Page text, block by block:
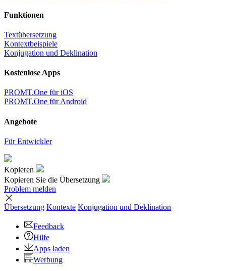
Funktionen
Textübersetzung
Kontextbeispiele
Konjugation und Deklination
Kostenlose Apps
PROMT.One für iOS
PROMT.One für Android
Angebote
Für Entwickler
Kopieren
Kopieren Sie die Übersetzung
Problem melden
Übersetzung Kontexte Konjugation und Deklination
Feedback
Hilfe
Apps laden
Werbung